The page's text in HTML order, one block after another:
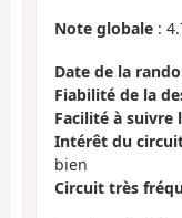
Note globale :
Date de la
Fiabilité de la
Facilité à
Intérêt du
bien
Circuit très